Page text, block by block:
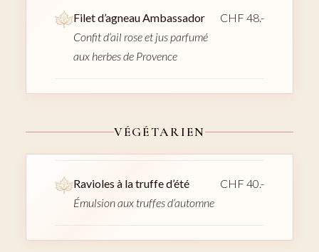
Filet d’agneau Ambassador
Confit d’ail rose et jus parfumé
aux herbes de Provence
CHF 48.-
VÉGÉTARIEN
Ravioles à la truffe d’été
Émulsion aux truffes d’automne
CHF 40.-